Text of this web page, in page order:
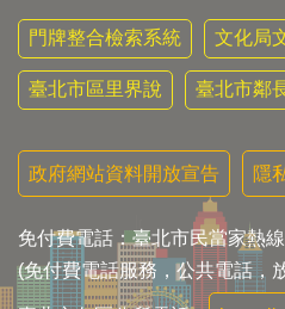
門牌整合檢索系統 文化局
臺北市區里界說 臺北市鄰
政府網站資料開放宣告 隱
免付費電話：臺北市民當家熱
(免付費電話服務，公共電話，